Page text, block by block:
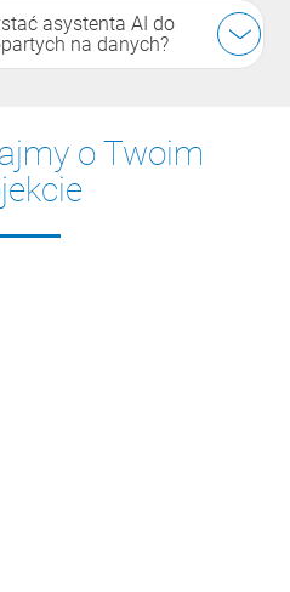
asystenta AI do
na danych?
o Twoim